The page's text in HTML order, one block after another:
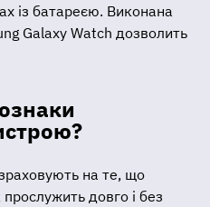
із батареєю. Виконана
Galaxy Watch дозволить
на те, що
довго і без